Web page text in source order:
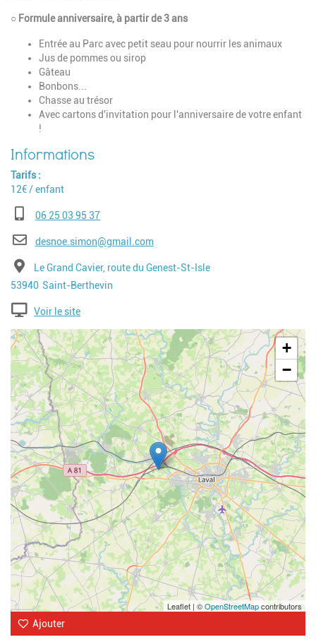
○ Formule anniversaire, à partir de 3 ans
Entrée au Parc avec petit seau pour nourrir les animaux
Jus de pommes ou sirop
Gâteau
Bonbons...
Chasse au trésor
Avec cartons d'invitation pour l'anniversaire de votre enfant
!
Tarifs
12€ / enfant
Téléphone06 25 03 95 37
E-maildesnoe.simon@gmail.com
AdresseLe Grand Cavier, route du Genest-St-Isle
Code postal
53940 Ville
Saint-Berthevin
Voir le site
Geolocalisation
+
−
Leaflet | ©OpenStreetMapcontributors
Ajouter